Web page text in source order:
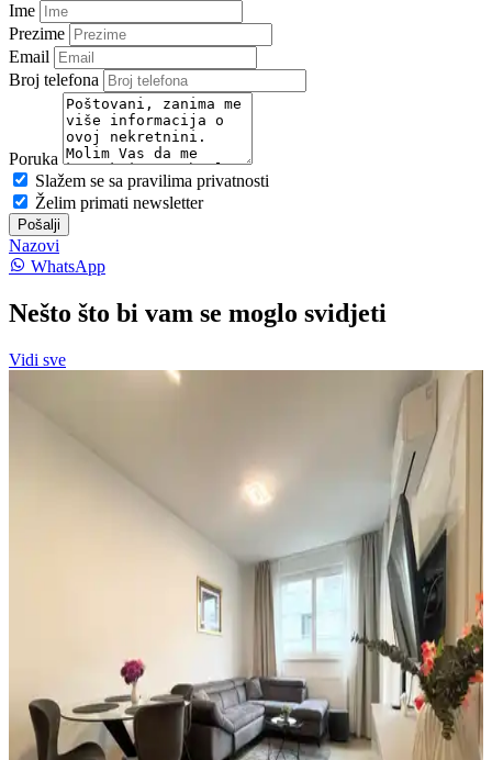
Ime
Prezime
Email
Broj telefona
Poruka
Slažem se sa pravilima privatnosti
Želim primati newsletter
Pošalji
Nazovi
WhatsApp
Nešto što bi vam se moglo svidjeti
Vidi sve